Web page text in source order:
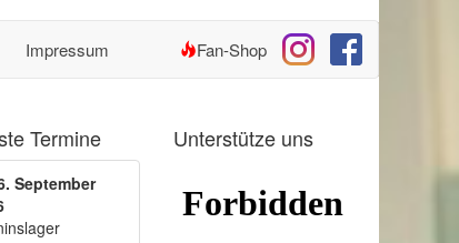
Impressum Fan-Shop
Termine
September
Unterstütze uns